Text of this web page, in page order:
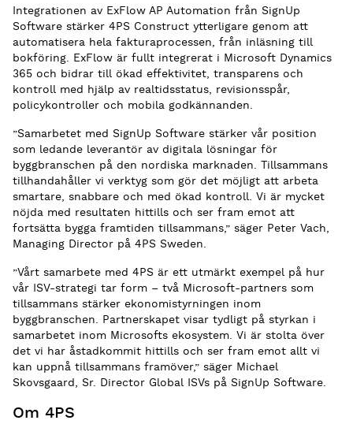
Integrationen av ExFlow AP Automation från SignUp
Software stärker 4PS Construct ytterligare genom att
automatisera hela fakturaprocessen, från inläsning till
bokföring. ExFlow är fullt integrerat i Microsoft Dynamics
365 och bidrar till ökad effektivitet, transparens och
kontroll med hjälp av realtidsstatus, revisionsspår,
policykontroller och mobila godkännanden.
”Samarbetet med SignUp Software stärker vår position
som ledande leverantör av digitala lösningar för
byggbranschen på den nordiska marknaden. Tillsammans
tillhandahåller vi verktyg som gör det möjligt att arbeta
smartare, snabbare och med ökad kontroll. Vi är mycket
nöjda med resultaten hittills och ser fram emot att
fortsätta bygga framtiden tillsammans,” säger Peter Vach,
Managing Director på 4PS Sweden.
”Vårt samarbete med 4PS är ett utmärkt exempel på hur
vår ISV-strategi tar form – två Microsoft-partners som
tillsammans stärker ekonomistyrningen inom
byggbranschen. Partnerskapet visar tydligt på styrkan i
samarbetet inom Microsofts ekosystem. Vi är stolta över
det vi har åstadkommit hittills och ser fram emot allt vi
kan uppnå tillsammans framöver,” säger Michael
Skovsgaard, Sr. Director Global ISVs på SignUp Software.
Om 4PS